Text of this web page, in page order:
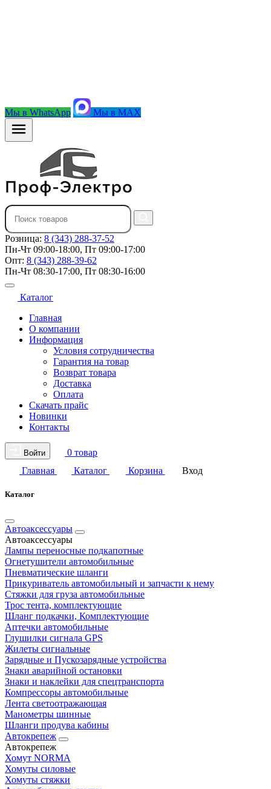
Мы в WhatsApp Мы в MAX
Розница: 8 (343) 288-37-52
Пн-Чт 09:00-18:00, Пт 09:00-17:00
Опт: 8 (343) 288-39-62
Пн-Чт 08:30-17:00, Пт 08:30-16:00
Каталог
Главная
О компании
Информация
Условия сотрудничества
Гарантия на товар
Возврат товара
Доставка
Оплата
Скачать прайс
Новинки
Контакты
Войти
0 товар
Главная
Каталог Корзина Вход
Каталог
Автоаксессуары
Автоаксессуары
Лампы переносные подкапотные
Огнетушители автомобильные
Пневматические шланги
Прикуриватель автомобильный и запчасти к нему
Стяжки для груза автомобильные
Трос тента, комплектующие
Шланг подкачки, Комплектующие
Аптечки автомобильные
Глушилки сигнала GPS
Жилеты сигнальные
Зарядные и Пускозарядные устройства
Знаки аварийной остановки
Знаки и наклейки для спецтранспорта
Компрессоры автомобильные
Лента светоотражающая
Манометры шинные
Шланги продува кабины
Автокрепеж
Автокрепеж
Хомут NORMA
Хомуты силовые
Хомуты стяжки